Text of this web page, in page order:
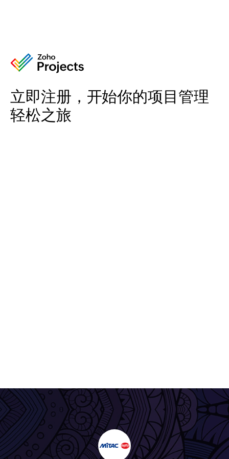
立即注册，开始你的项目管理
轻松之旅